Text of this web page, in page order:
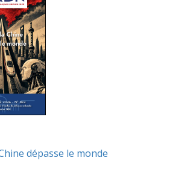
dépasse le monde